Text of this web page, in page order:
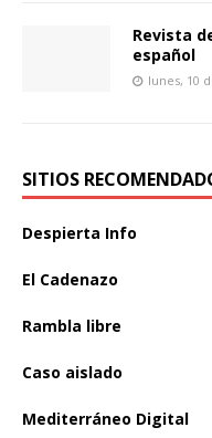
Revista
español
lunes, 10
SITIOS
Despierta Info
El Cadenazo
Rambla libre
Caso aislado
Mediterráneo Digital